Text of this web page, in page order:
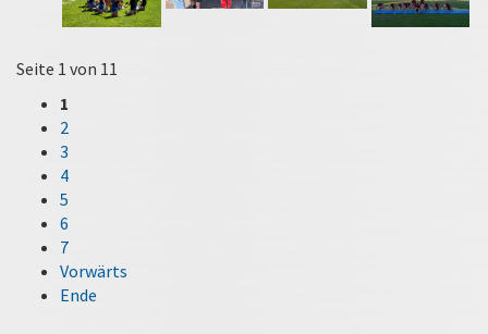
Seite 1 von 11
1
2
3
4
5
6
7
Vorwärts
Ende